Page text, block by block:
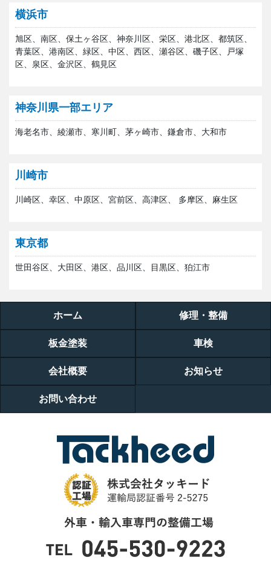
横浜市
旭区、南区、保土ヶ谷区、神奈川区、栄区、港北区、都筑区、
青葉区、港南区、緑区、中区、西区、瀬谷区、磯子区、戸塚
区、泉区、金沢区、鶴見区
神奈川県一部エリア
海老名市、綾瀬市、寒川町、茅ヶ崎市、鎌倉市、大和市
川崎市
川崎区、幸区、中原区、宮前区、高津区、 多摩区、麻生区
東京都
世田谷区、大田区、港区、品川区、目黒区、狛江市
ホーム 修理・整備
板金塗装 車検
会社概要 お知らせ
お問い合わせ